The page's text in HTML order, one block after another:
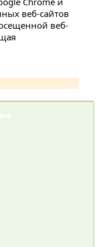
веб-сайтов
веб-